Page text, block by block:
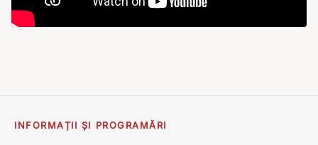
INFORMAȚII ȘI PROGRAMĂRI